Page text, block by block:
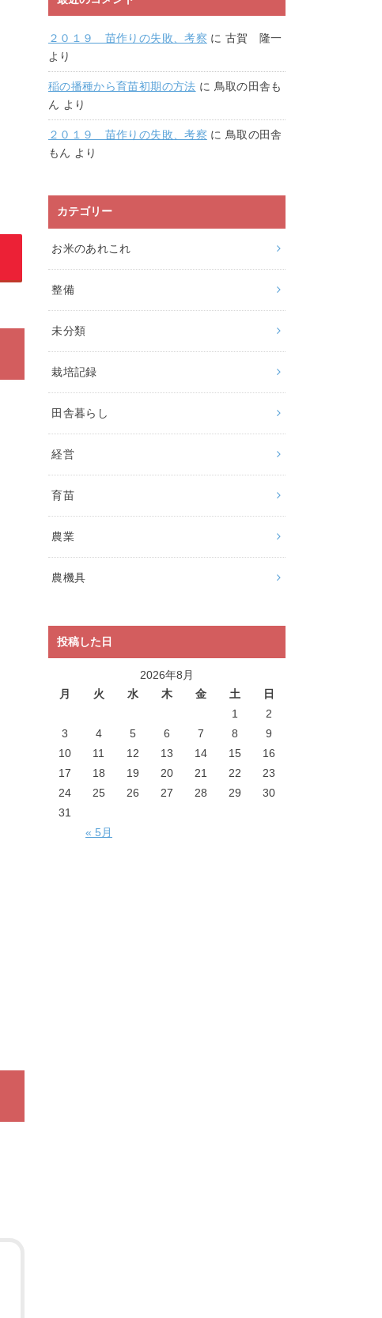
２０１９ 苗作りの失敗、考察 に 古賀 隆一
より
稲の播種から育苗初期の方法 に 鳥取の田舎も
ん より
２０１９ 苗作りの失敗、考察 に 鳥取の田舎
もん より
カテゴリー
お米のあれこれ
整備
未分類
栽培記録
田舎暮らし
経営
育苗
農業
農機具
投稿した日
2026年8月
月
火 水 木 金 土 日
« 5月
1
2
3
4 5 6 7 8
9
10
11 12 13 14 15
16
17
18 19 20 21 22
23
24
25 26 27 28 29
30
31